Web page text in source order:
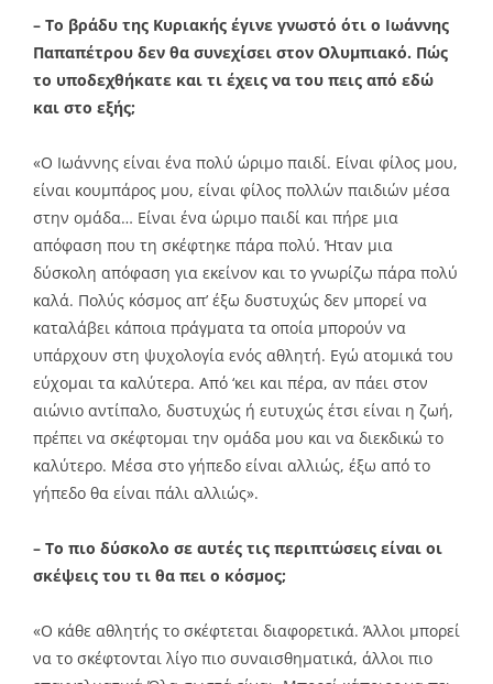
– Το βράδυ της Κυριακής έγινε γνωστό ότι ο Ιωάννης
Παπαπέτρου δεν θα συνεχίσει στον Ολυμπιακό. Πώς
το υποδεχθήκατε και τι έχεις να του πεις από εδώ
και στο εξής;
«Ο Ιωάννης είναι ένα πολύ ώριμο παιδί. Είναι φίλος μου,
είναι κουμπάρος μου, είναι φίλος πολλών παιδιών μέσα
στην ομάδα… Είναι ένα ώριμο παιδί και πήρε μια
απόφαση που τη σκέφτηκε πάρα πολύ. Ήταν μια
δύσκολη απόφαση για εκείνον και το γνωρίζω πάρα πολύ
καλά. Πολύς κόσμος απ’ έξω δυστυχώς δεν μπορεί να
καταλάβει κάποια πράγματα τα οποία μπορούν να
υπάρχουν στη ψυχολογία ενός αθλητή. Εγώ ατομικά του
εύχομαι τα καλύτερα. Από ‘κει και πέρα, αν πάει στον
αιώνιο αντίπαλο, δυστυχώς ή ευτυχώς έτσι είναι η ζωή,
πρέπει να σκέφτομαι την ομάδα μου και να διεκδικώ το
καλύτερο. Μέσα στο γήπεδο είναι αλλιώς, έξω από το
γήπεδο θα είναι πάλι αλλιώς».
– Το πιο δύσκολο σε αυτές τις περιπτώσεις είναι οι
σκέψεις του τι θα πει ο κόσμος;
«Ο κάθε αθλητής το σκέφτεται διαφορετικά. Άλλοι μπορεί
να το σκέφτονται λίγο πιο συναισθηματικά, άλλοι πιο